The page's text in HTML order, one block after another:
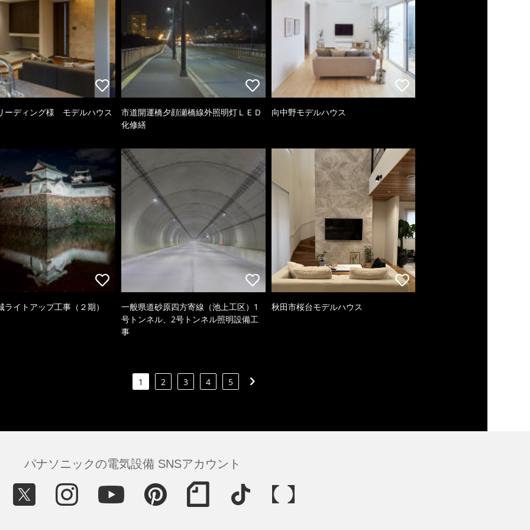
ーディング様 モデルハウス
市道開運橋夕顔瀬橋線外照明灯ＬＥＤ
化修繕
向中野モデルハウス
ライトアップ工事（２期）
一般県道砂原四方寄線（池上工区）1
号トンネル、2号トンネル照明設備工
事
秋田市桜台モデルハウス
1 2 3 4 5
パナソニックの電気設備 SNSアカウント